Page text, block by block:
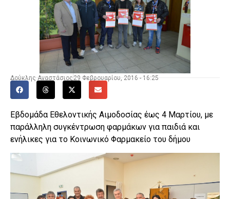
Δούκλης Αναστάσιος 29 Φεβρουαρίου, 2016 - 16:25
Εβδομάδα Εθελοντικής Αιμοδοσίας έως 4 Μαρτίου, με
παράλληλη συγκέντρωση φαρμάκων για παιδιά και
ενήλικες για το Κοινωνικό Φαρμακείο του δήμου